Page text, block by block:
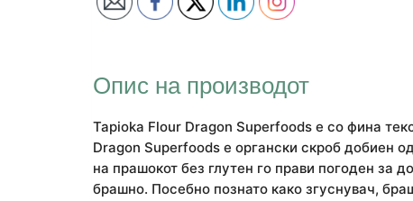
Опис на производот
Tapioka Flour Dragon Superfoods е со фина
Dragon Superfoods е органски скроб добиен
на прашокот без глутен го прави погоден за
брашно. Посебно познато како згуснувач,